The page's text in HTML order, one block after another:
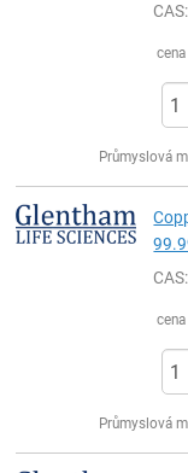
Průmyslová
Průmyslová